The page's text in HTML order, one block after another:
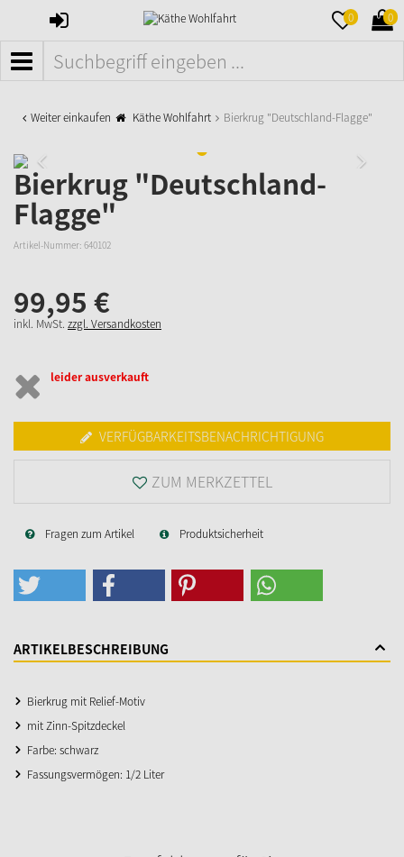
ANMELDEN 0 0
MENÜ
Weiter einkaufen Käthe Wohlfahrt Bierkrug "Deutschland-Flagge"
Bierkrug "Deutschland-
Flagge"
Artikel-Nummer: 640102
99,95 €
inkl. MwSt. zzgl. Versandkosten
leider ausverkauft
VERFÜGBARKEITSBENACHRICHTIGUNG
ZUM MERKZETTEL
Fragen zum Artikel Produktsicherheit
ARTIKELBESCHREIBUNG
Bierkrug mit Relief-Motiv
mit Zinn-Spitzdeckel
Farbe: schwarz
Fassungsvermögen: 1/2 Liter